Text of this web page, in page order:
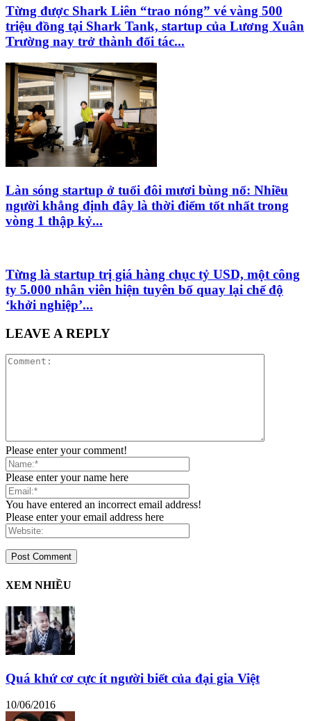
Từng được Shark Liên “trao nóng” vé vàng 500
triệu đồng tại Shark Tank, startup của Lương Xuân
Trường nay trở thành đối tác...
Làn sóng startup ở tuổi đôi mươi bùng nổ: Nhiều
người khẳng định đây là thời điểm tốt nhất trong
vòng 1 thập kỷ...
Từng là startup trị giá hàng chục tỷ USD, một công
ty 5.000 nhân viên hiện tuyên bố quay lại chế độ
‘khởi nghiệp’...
LEAVE A REPLY
Please enter your comment!
Please enter your name here
You have entered an incorrect email address!
Please enter your email address here
XEM NHIỀU
Quá khứ cơ cực ít người biết của đại gia Việt
10/06/2016